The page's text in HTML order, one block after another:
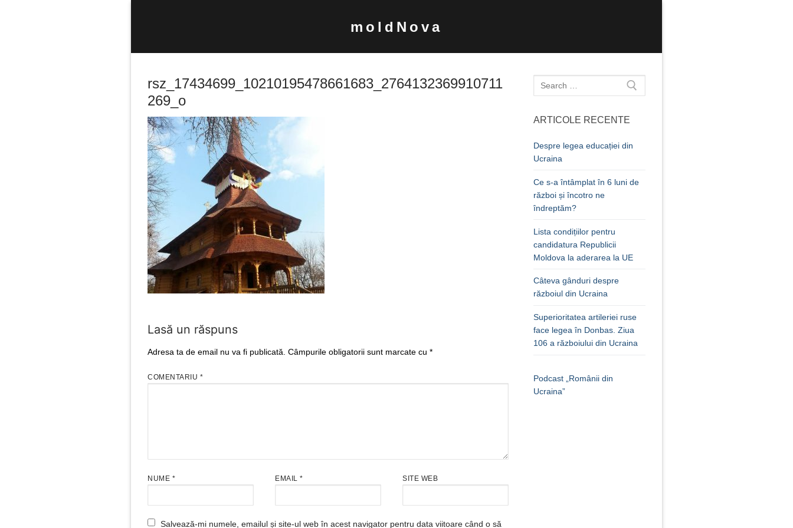
moldNova
Caută
după:
rsz_17434699_10210195478661683_2764132369910711
269_o
Lasă un răspuns
Adresa ta de email nu va fi publicată. Câmpurile obligatorii sunt marcate cu *
COMENTARIU *
NUME * EMAIL * SITE WEB
Salvează-mi numele, emailul și site-ul web în acest navigator pentru data viitoare când o să
Caută
după:
ARTICOLE RECENTE
Despre legea educației din
Ucraina
Ce s-a întâmplat în 6 luni de
război și încotro ne
îndreptăm?
Lista condițiilor pentru
candidatura Republicii
Moldova la aderarea la UE
Câteva gânduri despre
războiul din Ucraina
Superioritatea artileriei ruse
face legea în Donbas. Ziua
106 a războiului din Ucraina
Podcast „Românii din
Ucraina”